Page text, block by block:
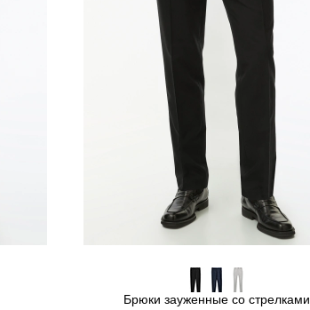
Брюки зауженные со стрелками